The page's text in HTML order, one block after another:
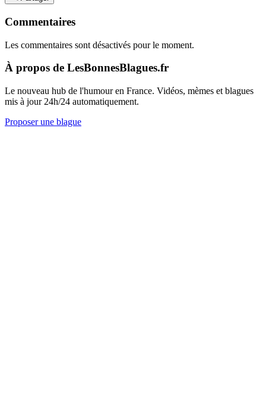
Commentaires
Les commentaires sont désactivés pour le moment.
À propos de LesBonnesBlagues.fr
Le nouveau hub de l'humour en France. Vidéos, mèmes et blagues
mis à jour 24h/24 automatiquement.
Proposer une blague